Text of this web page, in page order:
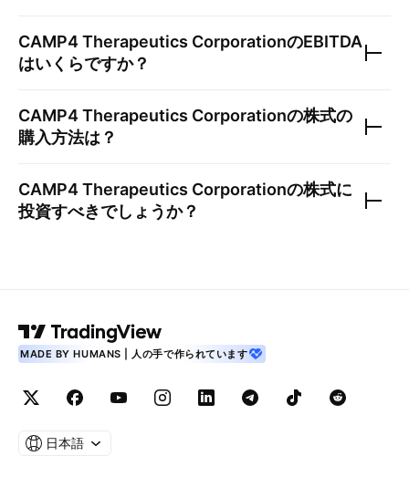
CAMP4 Therapeutics CorporationのEBITDA
はいくらですか？
CAMP4 Therapeutics Corporationの株式の
購入方法は？
CAMP4 Therapeutics Corporationの株式に
投資すべきでしょうか？
MADE BY HUMANS | 人の手で作られています
日本語